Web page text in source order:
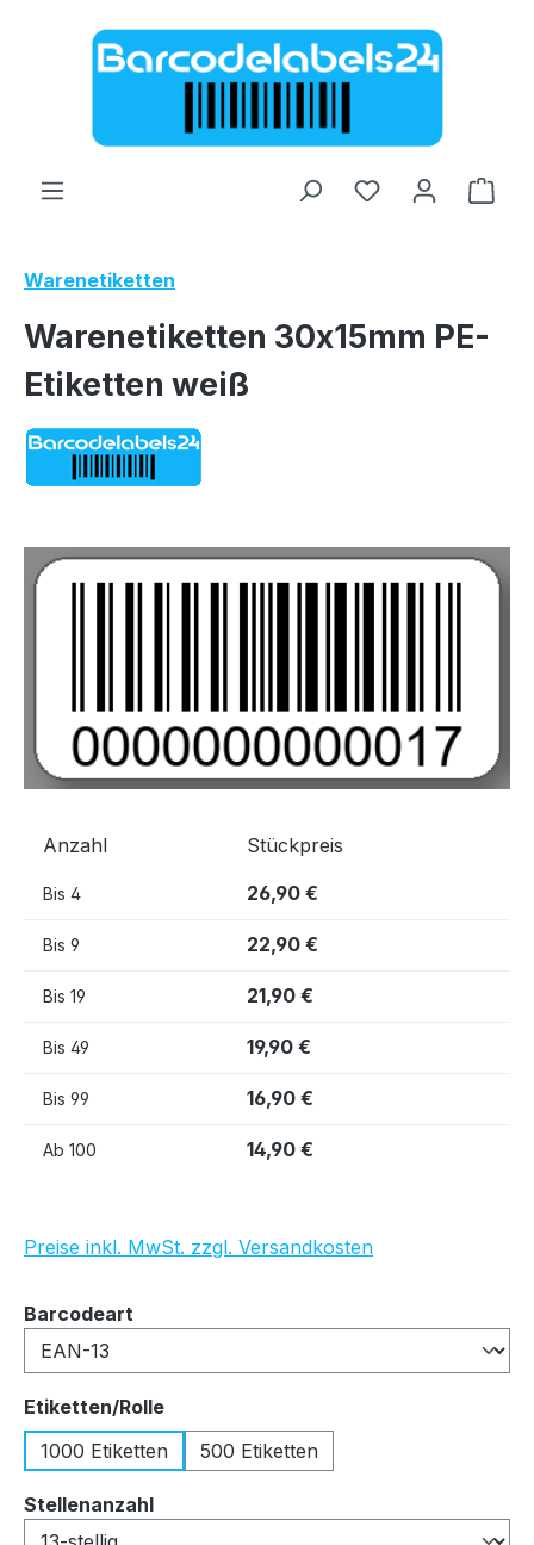
Zum Hauptinhalt springen
Warenetiketten
Warenetiketten 30x15mm PE-
Etiketten weiß
Bildergalerie überspringen
Anzahl Stückpreis
Bis 4 26,90 €
Bis 9 22,90 €
Bis 19 21,90 €
Bis 49 19,90 €
Bis 99 16,90 €
Ab 100 14,90 €
Preise inkl. MwSt. zzgl. Versandkosten
Barcodeart
Etiketten/Rolleauswählen
1000 Etiketten
500 Etiketten
Stellenanzahlauswählen